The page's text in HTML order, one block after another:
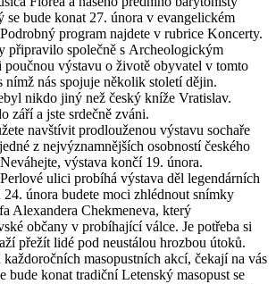
se bude konat 27. února v evangelickém
program najdete v rubrice Koncerty.
připravilo společně s Archeologickým
poučnou výstavu o životě obyvatel v tomto
nímž nás spojuje několik století dějin.
nikdo jiný než český kníže Vratislav.
září a jste srdečně zváni.
navštívit prodlouženou výstavu sochaře
z nejvýznamnějších osobností českého
výstava končí 19. února.
ulici probíhá výstava děl legendárních
února budete moci zhlédnout snímky
Alexandera Chekmeneva, který
občany v probíhající válce. Je potřeba si
přežít lidé pod neustálou hrozbou útoků.
každoročních masopustních akcí, čekají na vás
bude konat tradiční Letenský masopust se